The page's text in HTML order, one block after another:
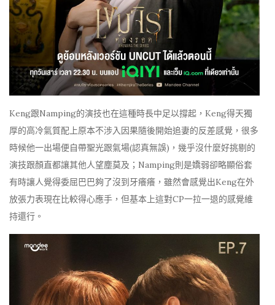
Keng跟Namping的演技也在這種時長中足以撐起，Keng得天獨
厚的高冷氣質配上原本不涉入因果隨後開始追妻的反差感覺，很多
時候他一出場便自帶聖光跟氣場(認真無誤)，幾乎沒什麼好挑剔的
演技跟顏直都讓其他人望塵莫及；Namping則是嬌弱卻略顯俗套
有時讓人覺得委屈巴巴夠了沒到牙癢癢，雖然會感覺出Keng在外
放張力表現在比較得心應手，但基本上這對CP一拉一退的感覺維
持還行。